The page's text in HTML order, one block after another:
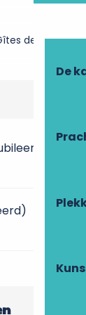
De
de France